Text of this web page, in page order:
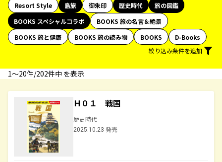
Resort Style
島旅 御朱印 歴史時代
旅の図鑑
BOOKS スペシャルコラボ
BOOKS 旅の名言＆絶景
BOOKS 旅と健康
BOOKS 旅の読み物 BOOKS
D-Books
絞り込み条件を追加
1〜20件/202件中 を表示
Ｈ０１ 戦国
歴史時代
2025.10.23 発売